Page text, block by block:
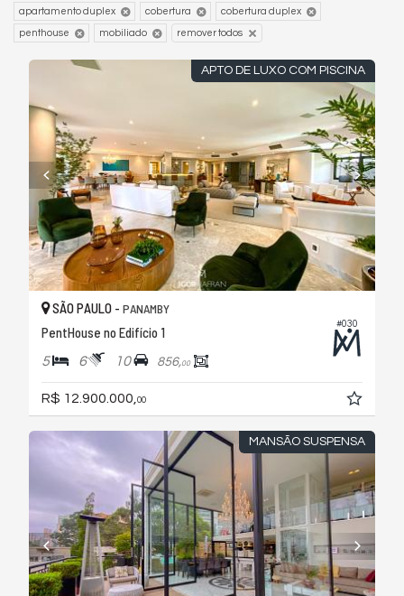
apartamento duplex cobertura cobertura duplex
penthouse mobiliado remover todos
APTO DE LUXO COM PISCINA
#030
SÃO PAULO - PANAMBY
PentHouse no Edifício 1
5 6 10 856,00
R$ 12.900.000, 00
MANSÃO SUSPENSA